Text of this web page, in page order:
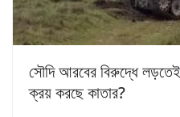
সৌদি আরবের বিরুদ্ধে
ক্রয় করছে কাতার?